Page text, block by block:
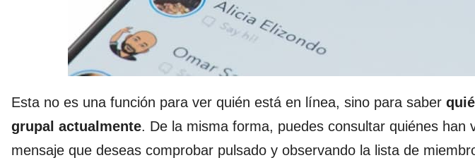
Esta no es una función para ver quién está en línea, sino para saber
grupal actualmente. De la misma forma, puedes consultar quiénes han
mensaje que deseas comprobar pulsado y observando la lista de